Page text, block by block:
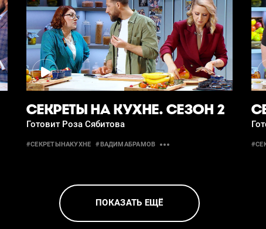
СЕКРЕТЫ НА КУХНЕ. СЕЗОН 2
Готовит Роза Сябитова
#СЕКРЕТЫНАКУХНЕ #ВАДИМАБРАМОВ
ПОКАЗАТЬ ЕЩЁ